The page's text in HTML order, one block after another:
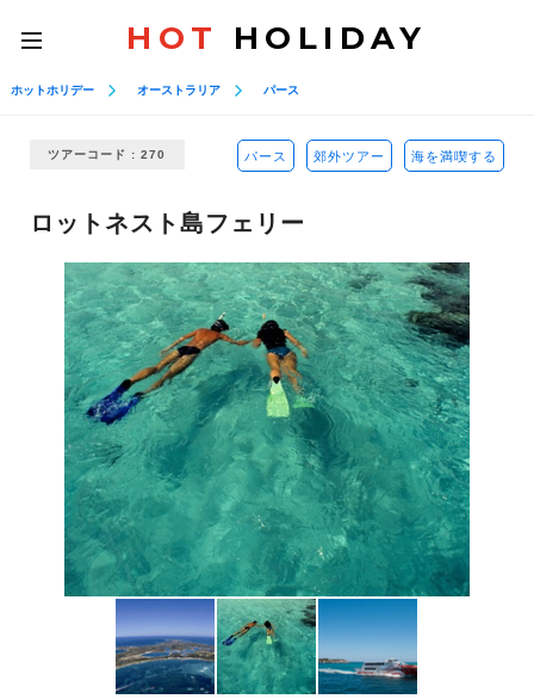
toggle
navigation
HOT HOLIDAY
ホットホリデー オーストラリア パース
ツアーコード : 270 パース 郊外ツアー 海を満喫する
ロットネスト島フェリー